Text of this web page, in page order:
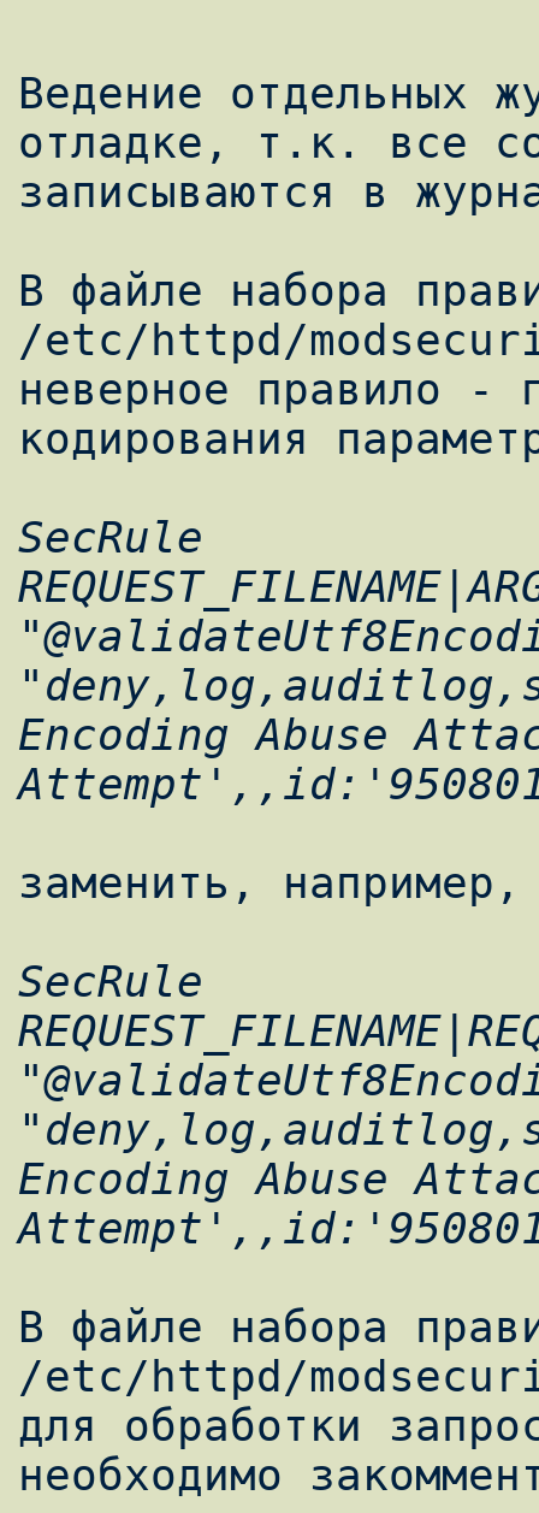
Ведение отдельных
отладке, т.к. все
записываются в
В файле набора
/etc/httpd/
неверное правило -
SecRule
Encoding Abuse
SecRule
Encoding Abuse
В файле набора
/etc/httpd/
для обработки